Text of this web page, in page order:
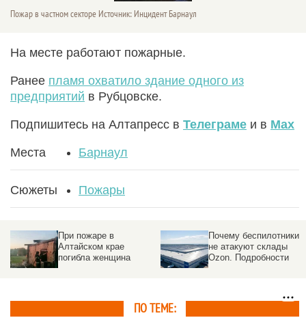
Пожар в частном секторе Источник: Инцидент Барнаул
На месте работают пожарные.
Ранее пламя охватило здание одного из
предприятий в Рубцовске.
Подпишитесь на Алтапресс в Телеграме и в Max
Места Барнаул
Сюжеты Пожары
При пожаре в
Алтайском крае
погибла женщина
Почему беспилотники
не атакуют склады
Ozon. Подробности
ПО ТЕМЕ: